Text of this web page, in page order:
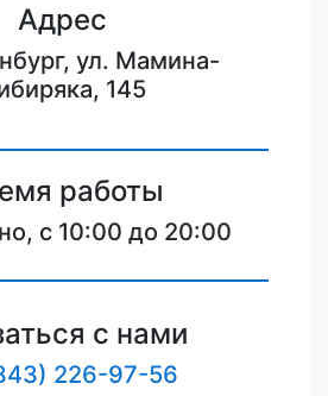
Адрес
ул. Мамина-
145
работы
с 10:00 до 20:00
с нами
226-97-56